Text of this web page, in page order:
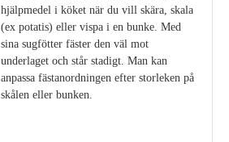
hjälpmedel i köket när du vill skära, skala
(ex potatis) eller vispa i en bunke. Med
sina sugfötter fäster den väl mot
underlaget och står stadigt. Man kan
anpassa fästanordningen efter storleken på
skålen eller bunken.